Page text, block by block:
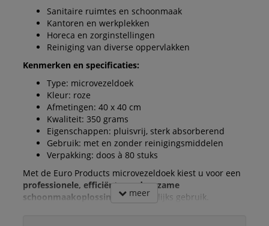
Sanitaire ruimtes en schoonmaak
Kantoren en werkplekken
Horeca en zorginstellingen
Reiniging van diverse oppervlakken
Kenmerken en specificaties:
Type: microvezeldoek
Kleur: roze
Afmetingen: 40 x 40 cm
Kwaliteit: 350 grams
Eigenschappen: pluisvrij, sterk absorberend
Gebruik: met en zonder reinigingsmiddelen
Verpakking: doos à 80 stuks
Met de Euro Products microvezeldoek kiest u voor een
professionele, efficiënte en duurzame
schoonmaakoplossing
voor dagelijks gebruik.
meer